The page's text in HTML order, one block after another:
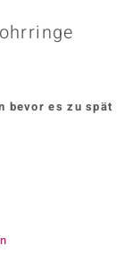
bevor es zu spät